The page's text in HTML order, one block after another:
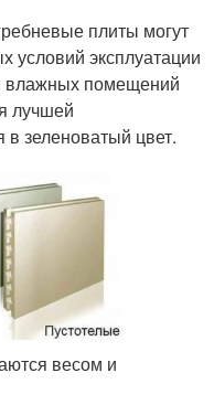
плиты могут
условий эксплуатации
влажных помещений
лучшей
зеленоватый цвет.
весом и